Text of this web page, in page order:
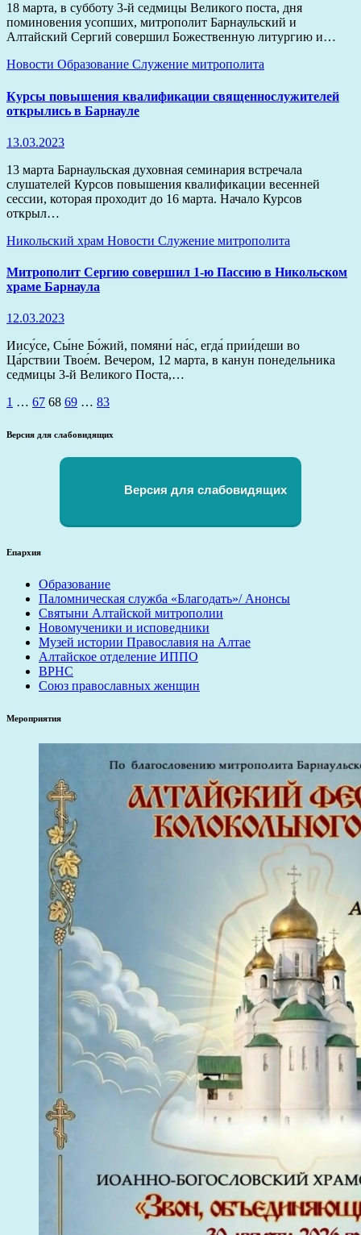
18 марта, в субботу 3-й седмицы Великого поста, дня
поминовения усопших, митрополит Барнаульский и
Алтайский Сергий совершил Божественную литургию и…
Новости Образование Служение митрополита
Курсы повышения квалификации священнослужителей
открылись в Барнауле
13.03.2023
13 марта Барнаульская духовная семинария встречала
слушателей Курсов повышения квалификации весенней
сессии, которая проходит до 16 марта. Начало Курсов
открыл…
Никольский храм Новости Служение митрополита
Митрополит Сергию совершил 1-ю Пассию в Никольском
храме Барнаула
12.03.2023
Иису́се, Сы́не Бо́жий, помяни́ на́с, егда́ прии́деши во
Ца́рствии Твое́м. Вечером, 12 марта, в канун понедельника
седмицы 3-й Великого Поста,…
Пагинация
записей
1 … 67 68 69 … 83
Версия для слабовидящих
Версия для слабовидящих
Епархия
Образование
Паломническая служба «Благодать»/ Анонсы
Святыни Алтайской митрополии
Новомученики и исповедники
Музей истории Православия на Алтае
Алтайское отделение ИППО
ВРНС
Союз православных женщин
Мероприятия